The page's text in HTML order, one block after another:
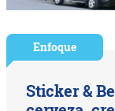
Enfoque
Sticker &